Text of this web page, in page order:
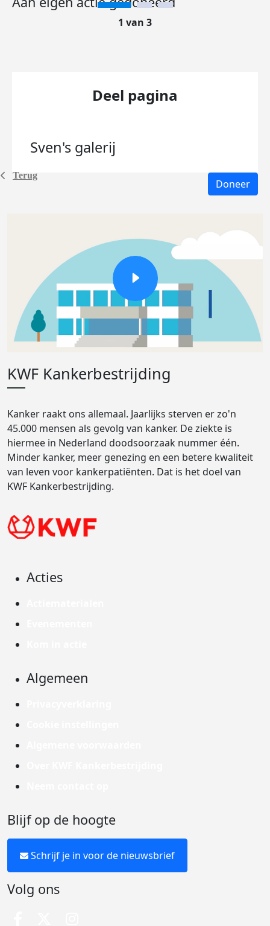
Terug
1 van 3
Deel pagina
Sven's galerij
Doneer
KWF Kankerbestrijding
Kanker raakt ons allemaal. Jaarlijks sterven er zo'n
45.000 mensen als gevolg van kanker. De ziekte is
hiermee in Nederland doodsoorzaak nummer één.
Minder kanker, meer genezing en een betere kwaliteit
van leven voor kankerpatiënten. Dat is het doel van
KWF Kankerbestrijding.
Acties
Algemeen
Blijf op de hoogte
Schrijf je in voor de nieuwsbrief
Volg ons